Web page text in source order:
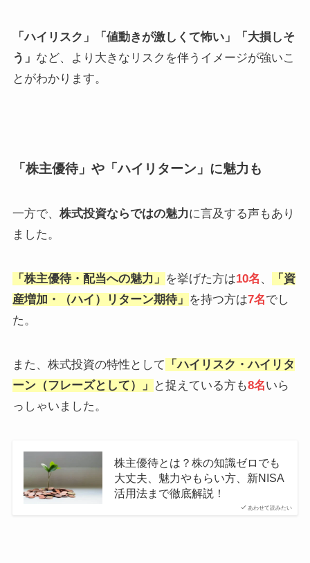
「ハイリスク」「値動きが激しくて怖い」「大損しそ
う」 など、より大きなリスクを伴うイメージが強いこ
とがわかります。
「株主優待」や「ハイリターン」に魅力も
一方で、 株式投資ならではの魅力に言及する声もあり
ました。
「株主優待・配当への魅力」 を挙げた方は10名 、
「資
産増加・（ハイ）リターン期待」 を持つ方は7名でし
た。
また、株式投資の特性として 「ハイリスク・ハイリタ
ーン（フレーズとして）
」 と捉えている方も8名いら
っしゃいました。
あわせて読みたい
株主優待とは？株の知識ゼロでも
大丈夫、魅力やもらい方、新NISA
活用法まで徹底解説！